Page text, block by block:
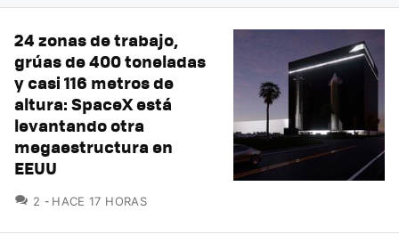
24 zonas de trabajo,
grúas de 400 toneladas
y casi 116 metros de
altura: SpaceX está
levantando otra
megaestructura en
EEUU
2 COMENTARIOS
HACE 17 HORAS